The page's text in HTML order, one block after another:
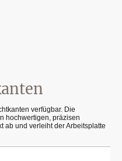
verfügbar. Die
hochwertigen, präzisen
ab und verleiht der Arbeitsplatte